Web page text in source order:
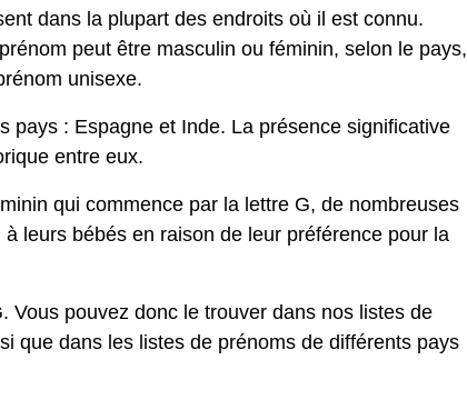
dans la plupart des endroits où il est connu.
peut être masculin ou féminin, selon le pays,
unisexe.
pays : Espagne et Inde. La présence significative
entre eux.
qui commence par la lettre G, de nombreuses
leurs bébés en raison de leur préférence pour la
Vous pouvez donc le trouver dans nos listes de
que dans les listes de prénoms de différents pays